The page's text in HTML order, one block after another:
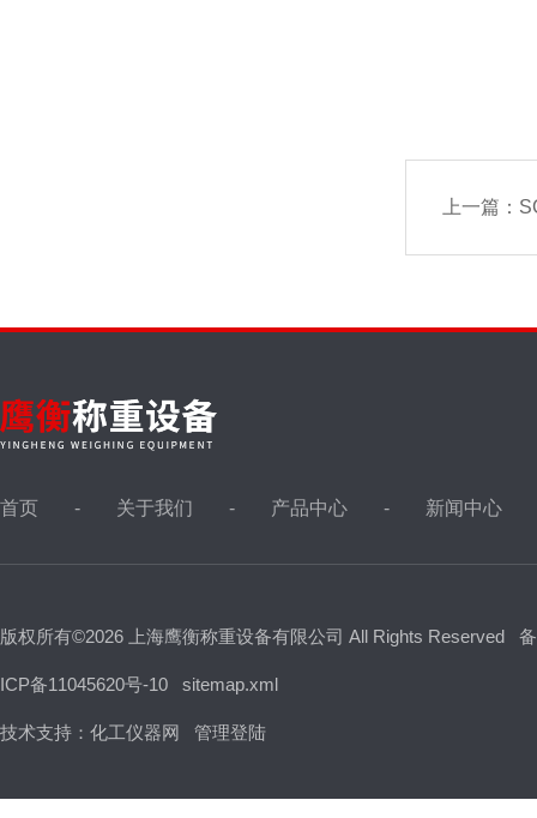
上一篇：
首页 关于我们 产品中心 新闻中心
版权所有©2026 上海鹰衡称重设备有限公司 All Rights Reserved
ICP备11045620号-10 sitemap.xml
技术支持： 化工仪器网 管理登陆